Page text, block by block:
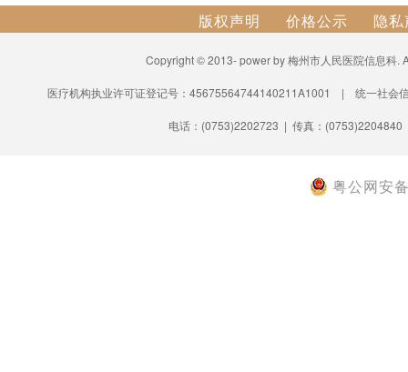
版权声明 价格公示 隐
Copyright © 2013- power by 梅州市人民医院信息科
医疗机构执业许可证登记号：45675564744140211A1001 | 统一社会
电话：(0753)2202723 | 传真：
粤公网安